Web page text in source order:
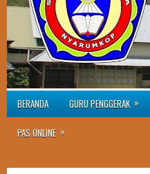
BERANDA GURU PENGGERAK »
PAS ONLINE »